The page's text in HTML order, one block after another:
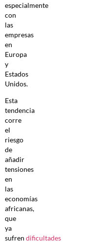
especialmente
con
las
empresas
en
Europa
y
Estados
Unidos.
Esta
tendencia
corre
el
riesgo
de
añadir
tensiones
en
las
economías
africanas,
que
ya
sufren dificultades